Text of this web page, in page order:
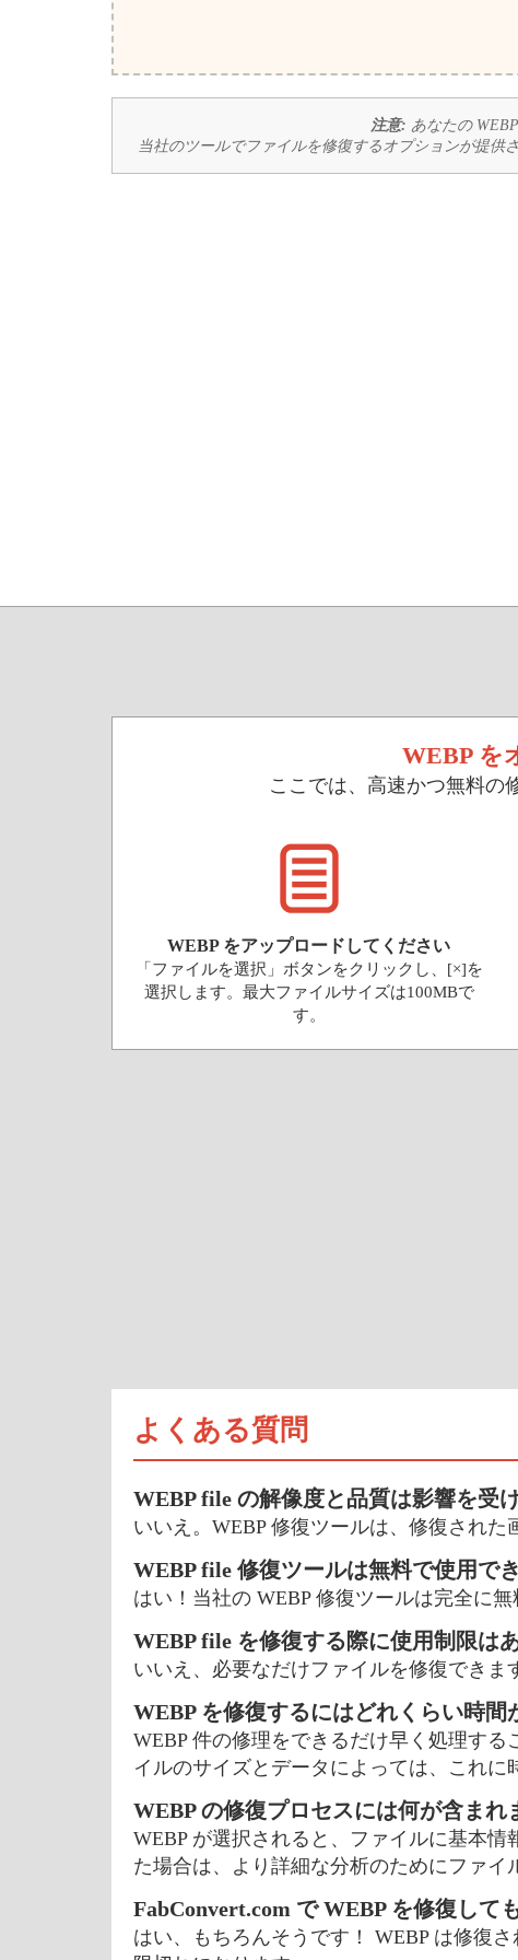
注意: あなたの
当社のツールでファイルを修復するオプションが提供
WEBP を
ここでは、高速かつ無料の
WEBP をアップロードしてください
「ファイルを選択」ボタンをクリックし、[×]を
選択します。最大ファイルサイズは100MBで
す。
よくある質問
WEBP file の解像度と品質は影響を受
いいえ。WEBP 修復ツールは、修復された
WEBP file 修復ツールは無料で使用で
はい！当社の WEBP 修復ツールは完全に無
WEBP file を修復する際に使用制限は
いいえ、必要なだけファイルを修復できま
WEBP を修復するにはどれくらい時間
WEBP 件の修理をできるだけ早く処理す
イルのサイズとデータによっては、これに
WEBP の修復プロセスには何が含まれ
WEBP が選択されると、ファイルに基本
た場合は、より詳細な分析のためにファイ
FabConvert.com で WEBP を修復して
はい、もちろんそうです！ WEBP は修復